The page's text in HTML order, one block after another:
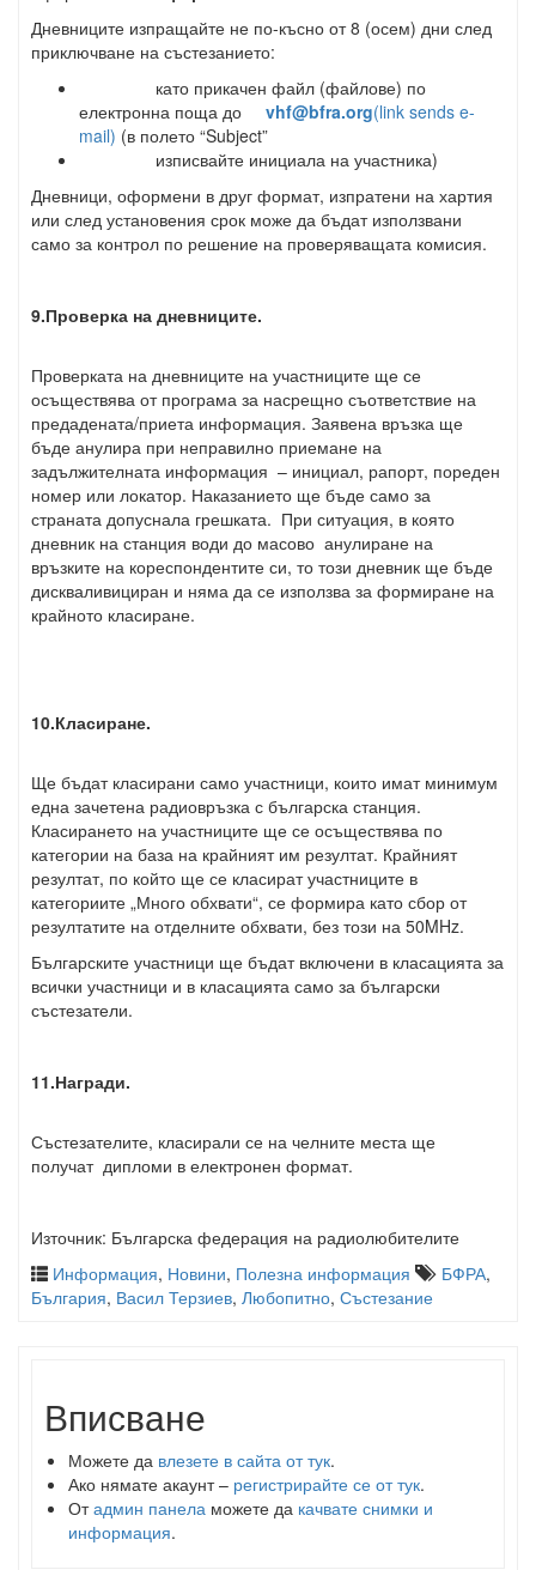
Дневниците изпращайте не по-късно от 8 (осем) дни след
приключване на състезанието:
като прикачен файл (файлове) по
електронна поща до
vhf@bfra.org(link sends e-
mail) (в полето “Subject”
изписвайте инициала на участника)
Дневници, оформени в друг формат, изпратени на хартия
или след установения срок може да бъдат използвани
само за контрол по решение на проверяващата комисия.
9.Проверка на дневниците.
Проверката на дневниците на участниците ще се
осъществява от програма за насрещно съответствие на
предадената/приета информация. Заявена връзка ще
бъде анулира при неправилно приемане на
задължителната информация – инициал, рапорт, пореден
номер или локатор. Наказанието ще бъде само за
страната допуснала грешката. При ситуация, в която
дневник на станция води до масово анулиране на
връзките на кореспондентите си, то този дневник ще бъде
дискваливициран и няма да се използва за формиране на
крайното класиране.
10.Класиране.
Ще бъдат класирани само участници, които имат минимум
една зачетена радиовръзка с българска станция.
Класирането на участниците ще се осъществява по
категории на база на крайният им резултат. Крайният
резултат, по който ще се класират участниците в
категориите „Много обхвати“, се формира като сбор от
резултатите на отделните обхвати, без този на 50MHz.
Българските участници ще бъдат включени в класацията за
всички участници и в класацията само за български
състезатели.
11.Награди.
Състезателите, класирали се на челните места ще
получат дипломи в електронен формат.
Източник: Българска федерация на радиолюбителите
Информация, Новини, Полезна информация БФРА,
България, Васил Терзиев, Любопитно, Състезание
Вписване
Можете да влезете в сайта от тук.
Ако нямате акаунт – регистрирайте се от тук.
Отадмин панела можете да качвате снимки и
информация.